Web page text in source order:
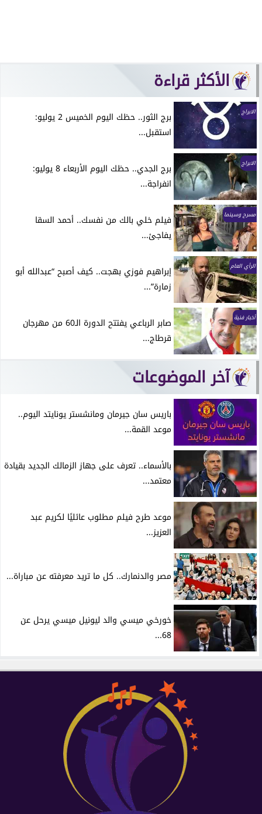
الأكثر قراءة
الابراج
برج الثور.. حظك اليوم الخميس 2 يوليو:
استقبل...
الابراج
برج الجدي.. حظك اليوم الأربعاء 8 يوليو:
انفراجة...
مسرح وسينما
فيلم خلي بالك من نفسك.. أحمد السقا
يفاجئ...
الرأي العام
إبراهيم فوزي بهجت.. كيف أصبح “عبدالله أبو
زمارة”...
أخبار فنية
صابر الرباعي يفتتح الدورة الـ60 من مهرجان
قرطاج...
آخر الموضوعات
باريس سان جيرمان ومانشستر يونايتد اليوم..
موعد القمة...
بالأسماء.. تعرف على جهاز الزمالك الجديد بقيادة
معتمد...
موعد طرح فيلم مطلوب عائليًا لكريم عبد
العزيز...
مصر والدنمارك.. كل ما تريد معرفته عن مباراة...
خورخي ميسي والد ليونيل ميسي يرحل عن
68...